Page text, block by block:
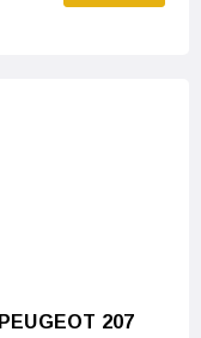
207